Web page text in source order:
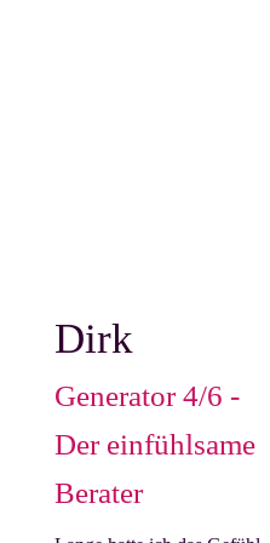
Dirk
Generator 4/6 -
Der einfühlsame
Berater